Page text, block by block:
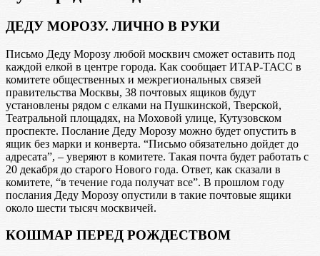
ДЕДУ МОРОЗУ. ЛИЧНО В РУКИ
Письмо Деду Морозу любой москвич сможет оставить под
каждой елкой в центре города. Как сообщает ИТАР-ТАСС в
комитете общественных и межрегиональных связей
правительства Москвы, 38 почтовых ящиков будут
установлены рядом с елками на Пушкинской, Тверской,
Театральной площадях, на Моховой улице, Кутузовском
проспекте. Послание Деду Морозу можно будет опустить в
ящик без марки и конверта. “Письмо обязательно дойдет до
адресата”, – уверяют в комитете. Такая почта будет работать с
20 декабря до старого Нового года. Ответ, как сказали в
комитете, “в течение года получат все”. В прошлом году
послания Деду Морозу опустили в такие почтовые ящики
около шести тысяч москвичей.
КОШМАР ПЕРЕД РОЖДЕСТВОМ